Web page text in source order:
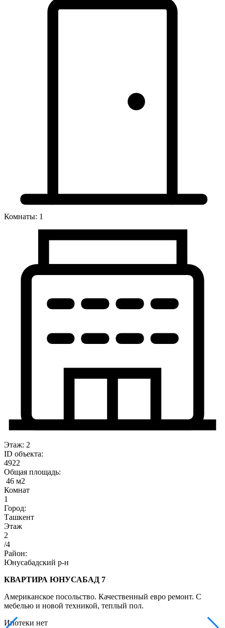
Комнаты: 1
Этаж: 2
ID объекта:
4922
Общая площадь:
46 м2
Комнат
1
Город:
Ташкент
Этаж
2
/4
Район:
Юнусабадский р-н
КВАРТИРА ЮНУСАБАД 7
Американское посольство. Качественный евро ремонт. С
мебелью и новой техникой, теплый пол.
Ипотеки нет